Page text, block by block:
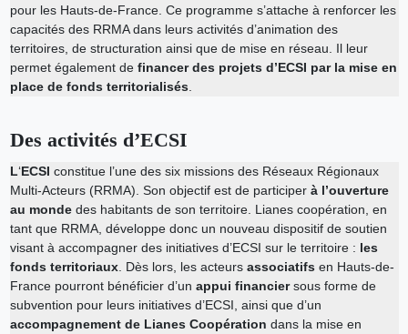
pour les Hauts-de-France. Ce programme s’attache à renforcer les
capacités des RRMA dans leurs activités d’animation des
territoires, de structuration ainsi que de mise en réseau. Il leur
permet également definancer des projets d’ECSI par la mise en
place de fonds territorialisés.
Des activités d’ECSI
L‘ECSI constitue l’une des six missions des Réseaux Régionaux
Multi-Acteurs (RRMA). Son objectif est de participer à l’ouverture
au mondedes habitants de son territoire. Lianes coopération, en
tant que RRMA, développe donc un nouveau dispositif de soutien
visant à accompagner des initiatives d’ECSI sur le territoire : les
fonds territoriaux. Dès lors, les acteurs associatifsen Hauts-de-
France pourront bénéficier d’un appui financiersous forme de
subvention pour leurs initiatives d’ECSI, ainsi que d’un
accompagnement de Lianes Coopération dans la mise en